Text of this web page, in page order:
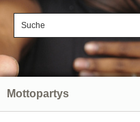
Mottopartys